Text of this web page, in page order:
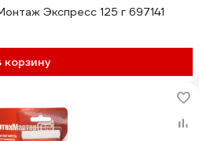
Экспресс 125 г 697141
корзину